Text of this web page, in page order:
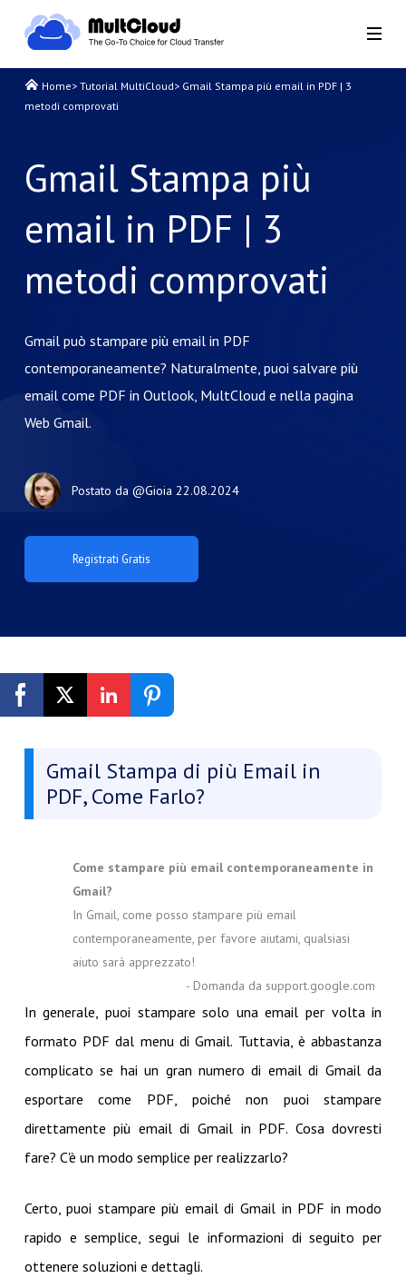
Home> Tutorial MultiCloud> Gmail Stampa più email in PDF | 3
metodi comprovati
Gmail Stampa più
email in PDF | 3
metodi comprovati
Gmail può stampare più email in PDF
contemporaneamente? Naturalmente, puoi salvare più
email come PDF in Outlook, MultCloud e nella pagina
Web Gmail. ​
Registrati Gratis
Postato da @Gioia 22.08.2024
Gmail Stampa di più Email in
PDF, Come Farlo?
Come stampare più email contemporaneamente in
Gmail?
In Gmail, come posso stampare più email
contemporaneamente, per favore aiutami, qualsiasi
aiuto sarà apprezzato!
- Domanda da support.google.com
In generale, puoi stampare solo una email per volta in
formato PDF dal menu di Gmail. Tuttavia, è abbastanza
complicato se hai un gran numero di email di Gmail da
esportare come PDF, poiché non puoi stampare
direttamente più email di Gmail in PDF. Cosa dovresti
fare? C'è un modo semplice per realizzarlo?
Certo, puoi stampare più email di Gmail in PDF in modo
rapido e semplice, segui le informazioni di seguito per
ottenere soluzioni e dettagli.